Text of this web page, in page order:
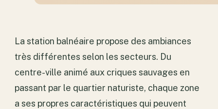
La station balnéaire propose des ambiances
très différentes selon les secteurs. Du
centre-ville animé aux criques sauvages en
passant par le quartier naturiste, chaque zone
a ses propres caractéristiques qui peuvent